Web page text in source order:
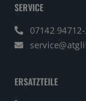
SERVICE
07142
ERSATZTEILE